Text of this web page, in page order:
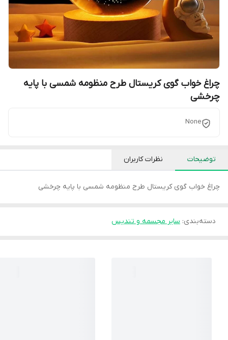
چراغ خواب گوی کریستال طرح منظومه شمسی با پایه
چرخشی
None
توضیحات نظرات کاربران
چراغ خواب گوی کریستال طرح منظومه شمسی با پایه چرخشی
دسته‌بندی: سایر مجسمه و تندیس